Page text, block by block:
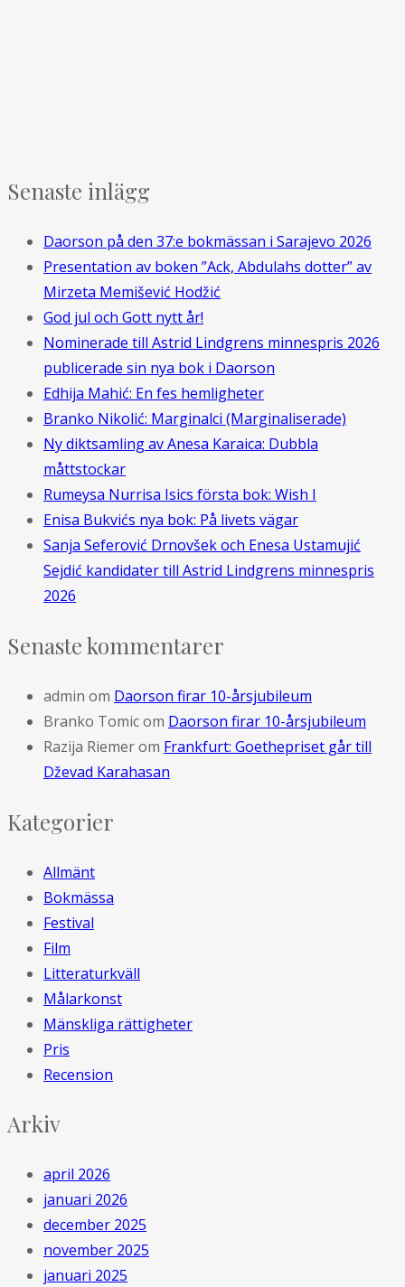
Senaste inlägg
Daorson på den 37:e bokmässan i Sarajevo 2026
Presentation av boken ”Ack, Abdulahs dotter” av
Mirzeta Memišević Hodžić
God jul och Gott nytt år!
Nominerade till Astrid Lindgrens minnespris 2026
publicerade sin nya bok i Daorson
Edhija Mahić: En fes hemligheter
Branko Nikolić: Marginalci (Marginaliserade)
Ny diktsamling av Anesa Karaica: Dubbla
måttstockar
Rumeysa Nurrisa Isics första bok: Wish I
Enisa Bukvićs nya bok: På livets vägar
Sanja Seferović Drnovšek och Enesa Ustamujić
Sejdić kandidater till Astrid Lindgrens minnespris
2026
Senaste kommentarer
admin om Daorson firar 10-årsjubileum
Branko Tomicom Daorson firar 10-årsjubileum
Razija Riemerom Frankfurt: Goethepriset går till
Dževad Karahasan
Kategorier
Allmänt
Bokmässa
Festival
Film
Litteraturkväll
Målarkonst
Mänskliga rättigheter
Pris
Recension
Arkiv
april 2026
januari 2026
december 2025
november 2025
januari 2025